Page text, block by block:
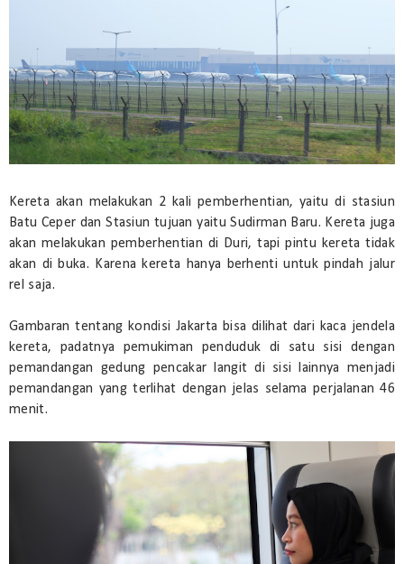
Kereta akan melakukan 2 kali pemberhentian, yaitu di stasiun
Batu Ceper dan Stasiun tujuan yaitu Sudirman Baru. Kereta juga
akan melakukan pemberhentian di Duri, tapi pintu kereta tidak
akan di buka. Karena kereta hanya berhenti untuk pindah jalur
rel saja.
Gambaran tentang kondisi Jakarta bisa dilihat dari kaca jendela
kereta, padatnya pemukiman penduduk di satu sisi dengan
pemandangan gedung pencakar langit di sisi lainnya menjadi
pemandangan yang terlihat dengan jelas selama perjalanan 46
menit.